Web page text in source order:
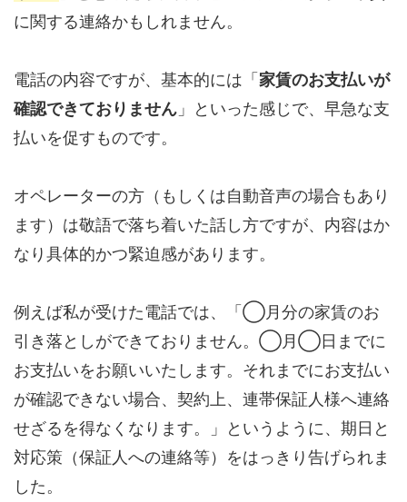
に関する連絡かもしれません。
電話の内容ですが、基本的には「 家賃のお支払いが
確認できておりません 」といった感じで、早急な支
払いを促すものです。
オペレーターの方（もしくは自動音声の場合もあり
ます）は敬語で落ち着いた話し方ですが、内容はか
なり具体的かつ緊迫感があります。
例えば私が受けた電話では、「◯月分の家賃のお
引き落としができておりません。◯月◯日までに
お支払いをお願いいたします。それまでにお支払い
が確認できない場合、契約上、連帯保証人様へ連絡
せざるを得なくなります。」というように、期日と
対応策（保証人への連絡等）をはっきり告げられま
した。